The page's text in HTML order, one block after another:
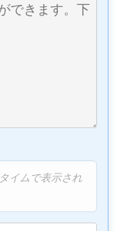
イムで表示され